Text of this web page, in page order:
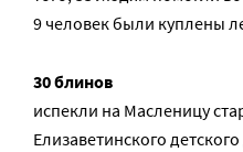
9 человек были куплены
30 блинов
испекли на Масленицу
Елизаветинского